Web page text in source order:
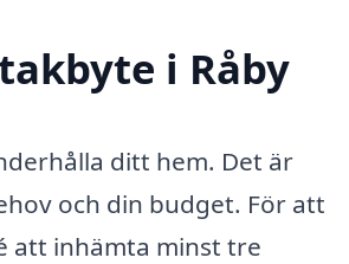
i Råby
ditt hem. Det är
och din budget. För att
att inhämta minst tre